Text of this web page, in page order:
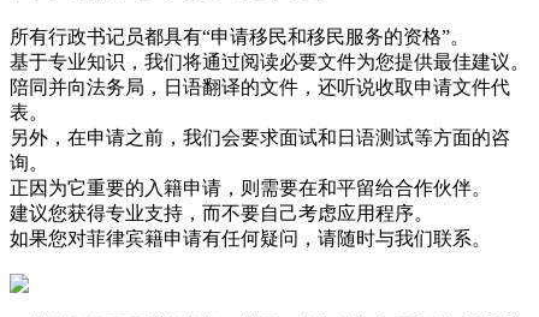
所有行政书记员都具有“申请移民和移民服务的资格”。
基于专业知识，我们将通过阅读必要文件为您提供最佳建议。
陪同并向法务局，日语翻译的文件，还听说收取申请文件代
表。
另外，在申请之前，我们会要求面试和日语测试等方面的咨
询。
正因为它重要的入籍申请，则需要在和平留给合作伙伴。
建议您获得专业支持，而不要自己考虑应用程序。
如果您对菲律宾籍申请有任何疑问，请随时与我们联系。